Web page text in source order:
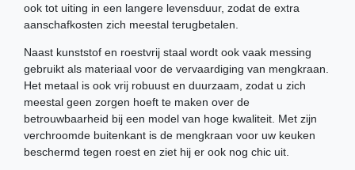
ook tot uiting in een langere levensduur, zodat de extra
aanschafkosten zich meestal terugbetalen.
Naast kunststof en roestvrij staal wordt ook vaak messing
gebruikt als materiaal voor de vervaardiging van mengkraan.
Het metaal is ook vrij robuust en duurzaam, zodat u zich
meestal geen zorgen hoeft te maken over de
betrouwbaarheid bij een model van hoge kwaliteit. Met zijn
verchroomde buitenkant is de mengkraan voor uw keuken
beschermd tegen roest en ziet hij er ook nog chic uit.